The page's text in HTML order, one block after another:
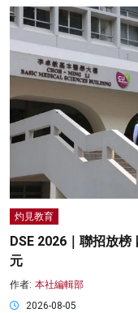
灼見教育
DSE 2026｜聯招放
元
作者: 本社編輯部
2026-08-05